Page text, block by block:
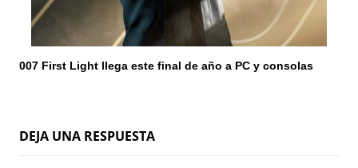
007 First Light llega este final de año a PC y consolas
DEJA UNA RESPUESTA